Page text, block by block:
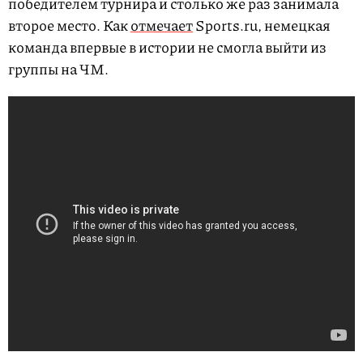
второе место. КакотмечаетSports.ru, немецкая
команда впервые в истории не смогла выйти из
группы на ЧМ.